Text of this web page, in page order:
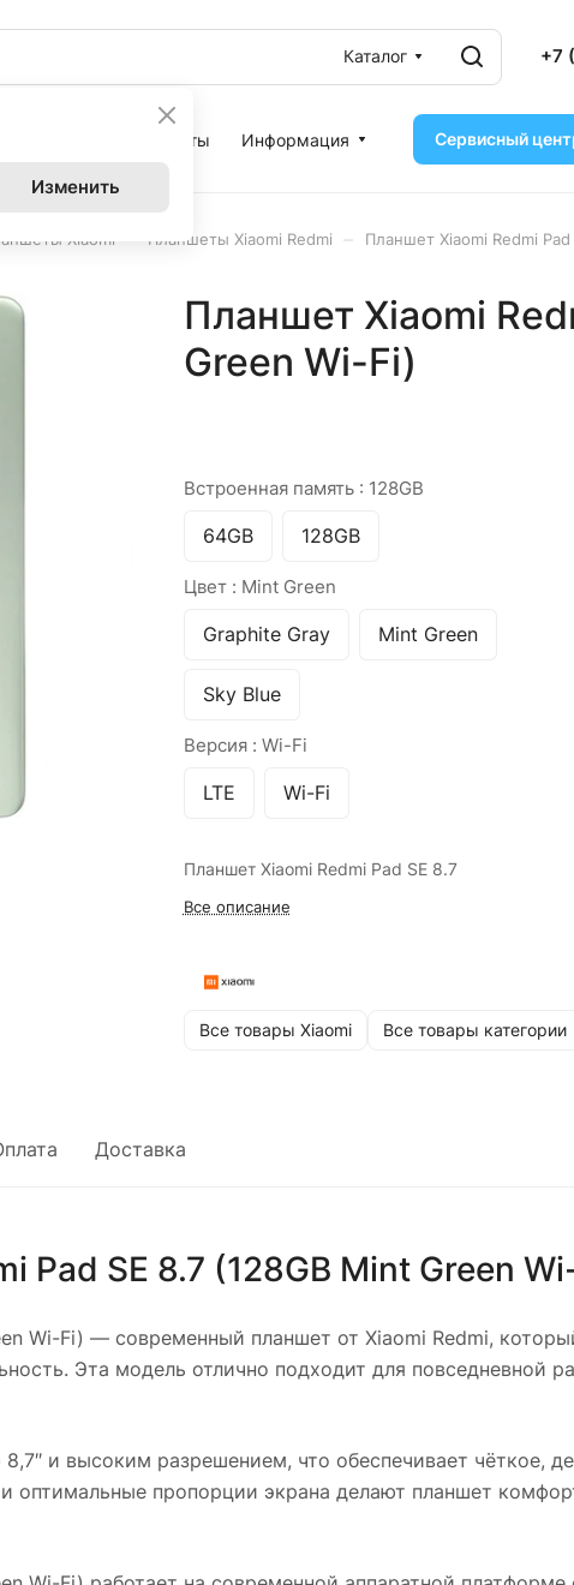
Изменить
Каталог +7
Контакты Информация Сервисный
Xiaomi Планшеты Xiaomi Redmi Планшет Xiaomi Redmi Pad
Планшет Xiaomi
Green Wi-Fi)
Встроенная память : 128GB
64GB 128GB
Цвет : Mint Green
Graphite Gray Mint Green
Sky Blue
Версия : Wi-Fi
LTE Wi-Fi
Планшет Xiaomi Redmi Pad SE 8.7
Все описание
Все товары Xiaomi Все товары категории
Доставка
Pad SE 8.7 (128GB Mint Green
Wi-Fi) — современный планшет от Xiaomi Redmi,
Эта модель отлично подходит для повседневной
и высоким разрешением, что обеспечивает чёткое,
оптимальные пропорции экрана делают планшет